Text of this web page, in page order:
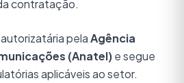
contratação.
pelaAgência
(Anatel)e segue
aplicáveis ao setor.